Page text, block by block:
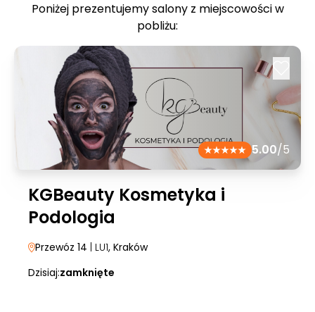
Poniżej prezentujemy salony z miejscowości w
pobliżu:
5.00/5
KGBeauty Kosmetyka i
Podologia
Przewóz 14 | LU1, Kraków
Dzisiaj:zamknięte